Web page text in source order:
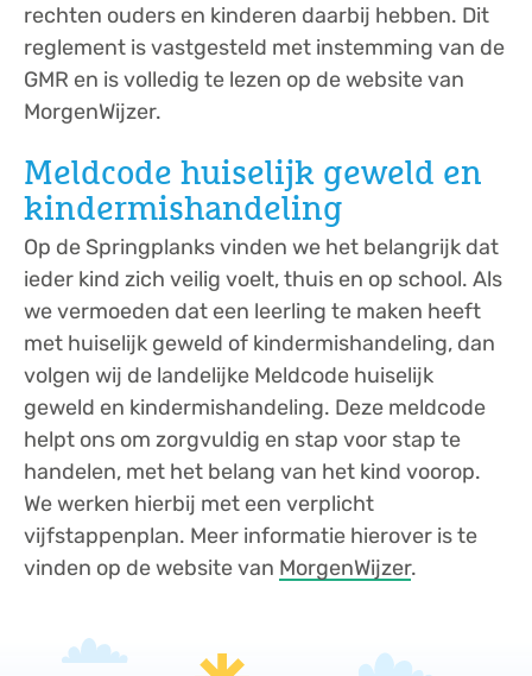
rechten ouders en kinderen daarbij hebben. Dit
reglement is vastgesteld met instemming van de
GMR en is volledig te lezen op de website van
MorgenWijzer.
Meldcode huiselijk geweld en
kindermishandeling
Op de Springplanks vinden we het belangrijk dat
ieder kind zich veilig voelt, thuis en op school. Als
we vermoeden dat een leerling te maken heeft
met huiselijk geweld of kindermishandeling, dan
volgen wij de landelijke Meldcode huiselijk
geweld en kindermishandeling. Deze meldcode
helpt ons om zorgvuldig en stap voor stap te
handelen, met het belang van het kind voorop.
We werken hierbij met een verplicht
vijfstappenplan. Meer informatie hierover is te
vinden op de website van MorgenWijzer.